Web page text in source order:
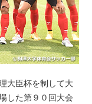
大臣杯を制して大
した第９０回大会